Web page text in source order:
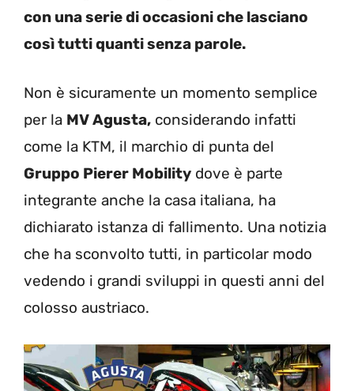
con una serie di occasioni che lasciano
così tutti quanti senza parole.
Non è sicuramente un momento semplice
per la MV Agusta, considerando infatti
come la KTM, il marchio di punta del
Gruppo Pierer Mobility dove è parte
integrante anche la casa italiana, ha
dichiarato istanza di fallimento. Una notizia
che ha sconvolto tutti, in particolar modo
vedendo i grandi sviluppi in questi anni del
colosso austriaco.